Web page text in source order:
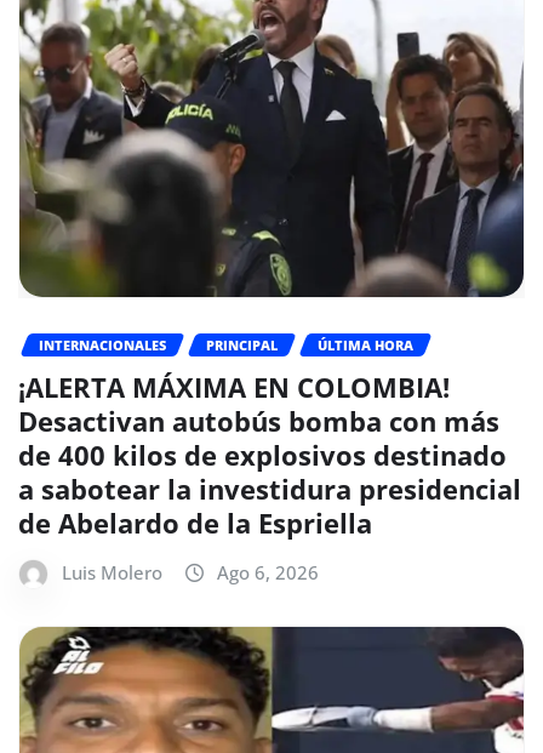
INTERNACIONALES PRINCIPAL ÚLTIMA HORA
¡ALERTA MÁXIMA EN COLOMBIA!
Desactivan autobús bomba con más
de 400 kilos de explosivos destinado
a sabotear la investidura presidencial
de Abelardo de la Espriella
Luis Molero Ago 6, 2026